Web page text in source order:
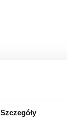
Szczegóły